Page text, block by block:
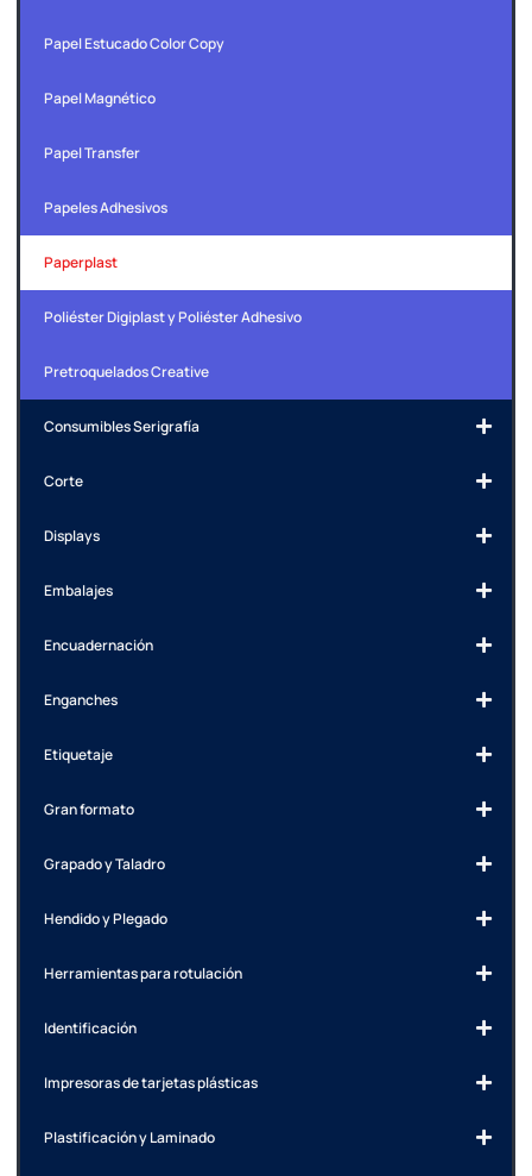
Papel Estucado Color Copy
Papel Magnético
Papel Transfer
Papeles Adhesivos
Paperplast
Poliéster Digiplast y Poliéster Adhesivo
Pretroquelados Creative
Consumibles Serigrafía
Corte
Displays
Embalajes
Encuadernación
Enganches
Etiquetaje
Gran formato
Grapado y Taladro
Hendido y Plegado
Herramientas para rotulación
Identificación
Impresoras de tarjetas plásticas
Plastificación y Laminado